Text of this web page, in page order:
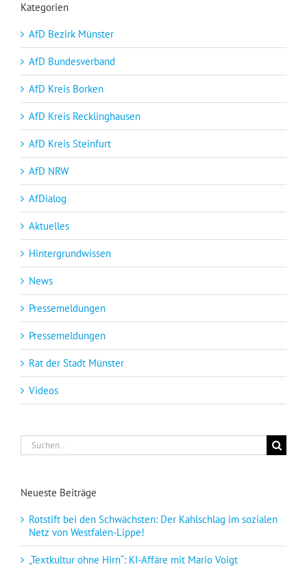
Kategorien
AfD Bezirk Münster
AfD Bundesverband
AfD Kreis Borken
AfD Kreis Recklinghausen
AfD Kreis Steinfurt
AfD NRW
AfDialog
Aktuelles
Hintergrundwissen
News
Pressemeldungen
Pressemeldungen
Rat der Stadt Münster
Videos
Suche
nach:
Neueste Beiträge
Rotstift bei den Schwächsten: Der Kahlschlag im sozialen
Netz von Westfalen-Lippe!
„Textkultur ohne Hirn“: KI-Affäre mit Mario Voigt